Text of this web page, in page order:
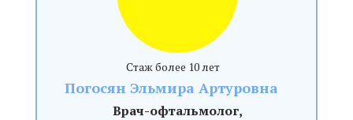
Погосян Эльмира Артуровна
Врач-офтальмолог,
Стаж более 10 лет